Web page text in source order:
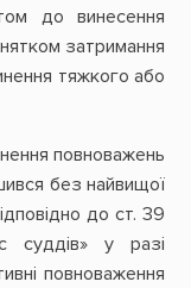
до винесення
затримання
тяжкого або
повноважень
без найвищої
до ст. 39
суддів» у разі
повноваження